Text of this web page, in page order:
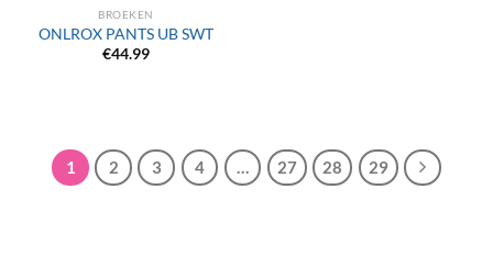
BROEKEN
ONLROX PANTS UB SWT
€44.99
1 2 3 4 … 27 28 29